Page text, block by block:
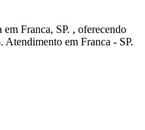
Franca, SP. , oferecendo
Atendimento em Franca - SP.